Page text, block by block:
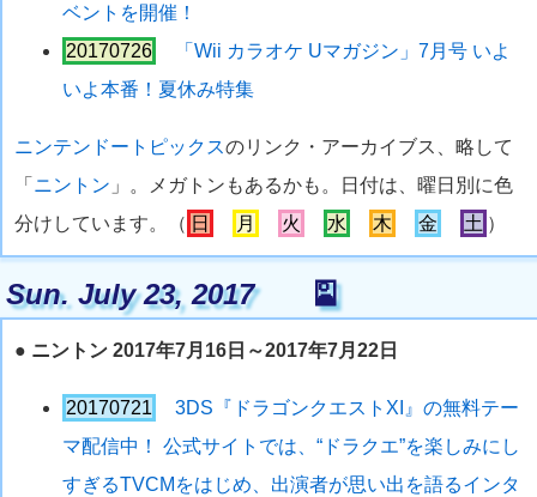
ベントを開催！
20170726
「Wii カラオケ Uマガジン」7月号 いよ
いよ本番！夏休み特集
ニンテンドートピックスのリンク・アーカイブス、略して
「 ニントン 」。メガトンもあるかも。日付は、曜日別に色
分けしています。（ 日 月 火 水 木 金 土 ）
Sun. July 23, 2017🎴
● ニントン 2017年7月16日～2017年7月22日
20170721
3DS『ドラゴンクエストXI』の無料テー
マ配信中！ 公式サイトでは、“ドラクエ”を楽しみにし
すぎるTVCMをはじめ、出演者が思い出を語るインタ